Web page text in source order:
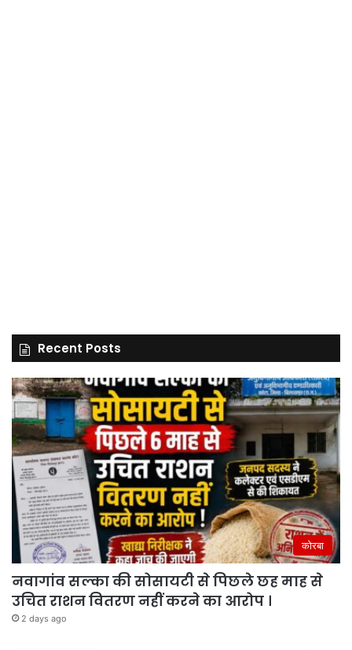
Recent Posts
कोरबा
नवागांव सल्का की सोसायटी से पिछले छह माह से
उचित राशन वितरण नहीं करने का आरोप ।
2 days ago